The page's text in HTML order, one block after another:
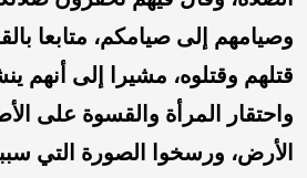
وصيامهم إلى صيامكم، متابعا
قتلهم وقتلوه، مشيرا إلى أنهم
واحتقار المرأة والقسوة على
الأرض، ورسخوا الصورة التي